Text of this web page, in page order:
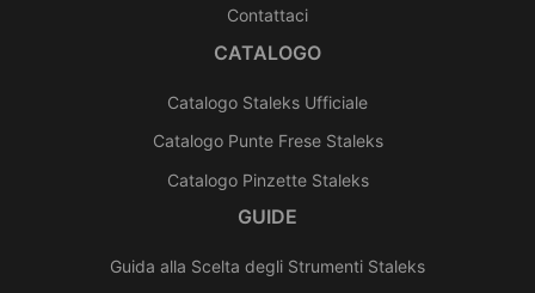
Contattaci
CATALOGO
Catalogo Staleks Ufficiale
Catalogo Punte Frese Staleks
Catalogo Pinzette Staleks
GUIDE
Guida alla Scelta degli Strumenti Staleks